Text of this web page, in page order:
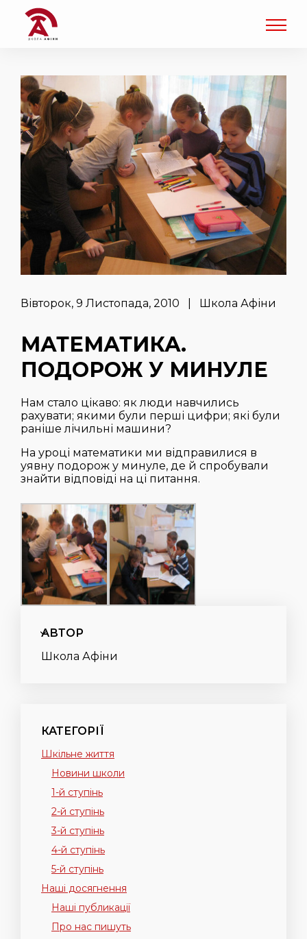
Вівторок, 9 Листопада, 2010 | Школа Афіни
МАТЕМАТИКА.
ПОДОРОЖ У МИНУЛЕ
Нам стало цікаво: як люди навчились
рахувати; якими були перші цифри; які були
раніше лічильні машини?
На уроці математики ми відправилися в
уявну подорож у минуле, де й спробували
знайти відповіді на ці питання.
АВТОР
Школа Афіни
КАТЕГОРІЇ
Шкільне життя
Новини школи
1-й ступінь
2-й ступінь
3-й ступінь
4-й ступінь
5-й ступінь
Наші досягнення
Наші публикації
Про нас пишуть